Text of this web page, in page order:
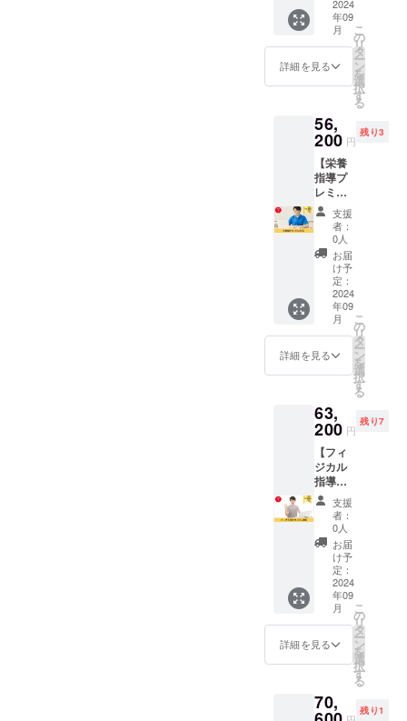
9月～
2025年
8月まで
にて調
整いた
しま
有効期
限は、
2025年
8月まで
です。
掲載内
容は
メール
にて打
合せさ
※ネット
ワーク
たは企
業イ
メージ
が相違
する場
合等、
お断り
させて
いただ
く場合
があり
ます。
させて
いただ
金はさ
せてい
ただき
ます。
※掲載期
間は
2024年
9月～
2025年
8月まで
の1年間
です。
HPはこ
ちら
https://
m.com/
細部ま
で個々
に合わ
せて並
走しま
セージ
付きで
す。 ■
詳細 ・
日程：
別途調
整 ・時
間：30
分 ・場
所：
zoomに
て実施
・内
容：ヒ
アリン
グから
各ス
ルト
レーニ
行う。
24時間
トレー
ナーへ
の質問
も可能
（１日3
回ま
で）。
※詳細は
メール
にて調
しま
す。 ※
2024年
フィジ
カル指
導のレ
ギュ
ラー
コース
のセッ
お試し
いただ
ける権
利で
す。 ま
ずは体
作りか
ら！と
思って
いる方
におす
すめで
す。 ア
スリー
トを体
の中か
らと外
コース
をぜひ
ご体験
くださ
い。 ■
詳細 ・
日程：
別途調
整 ・時
間：各
部門で
週1回30
分×3回
・場
所：
zoomに
て実施
週間分
の食事
2024
年09
月
詳細を見る
こ
の
リ
タ
ー
ン
を
選
択
す
る
56,
200 円
残り3
【栄養
指導プ
レミア
ム（3
回）】
栄養指
導のプ
レミア
ムコー
スを3回
お試し
いただ
ける権
利で
す。 普
段の一
お食事
などを
ヒアリ
ングさ
せてい
ただ
き、実
技にお
いてど
ういっ
た面で
過不足
がある
かなど
も考慮
して、
おスス
とれる
料理、
支援
者：
0人
お届
け予
定：
2024
年09
月
詳細を見る
こ
の
リ
タ
ー
ン
を
選
択
す
る
63,
200 円
残り7
【フィ
ジカル
指導プ
レミア
ム（3
回）】
フィジ
カル指
導のプ
レミア
ムコー
スを3回
お試し
いただ
ける権
利で
導経験
がある
支援
者：
0人
お届
け予
定：
2024
年09
月
詳細を見る
こ
の
リ
タ
ー
ン
を
選
択
す
る
70, 残り1